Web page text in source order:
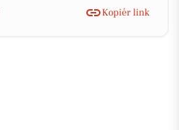
Kopiér link